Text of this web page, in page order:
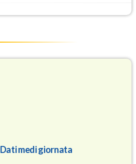
Dati medi giornata